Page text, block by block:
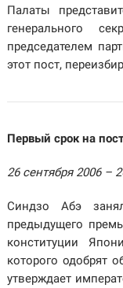
Палаты
генерального
председателем
этот пост,
Первый срок на
26 сентября 2006 –
Синдзо Абэ
предыдущего
конституции
которого одобрят
утверждает